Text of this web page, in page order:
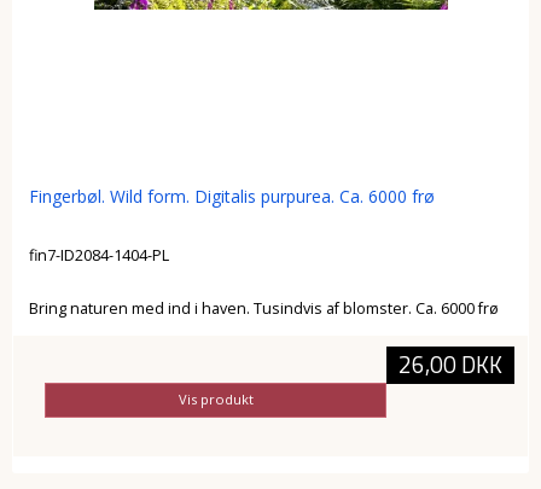
Fingerbøl. Wild form. Digitalis purpurea. Ca. 6000 frø
fin7-ID2084-1404-PL
Bring naturen med ind i haven. Tusindvis af blomster. Ca. 6000 frø
26,00 DKK
Vis produkt